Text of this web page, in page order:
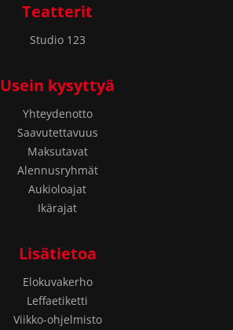
Teatterit
Studio 123
Usein kysyttyä
Yhteydenotto
Saavutettavuus
Maksutavat
Alennusryhmät
Aukioloajat
Ikärajat
Lisätietoa
Elokuvakerho
Leffaetiketti
Viikko-ohjelmisto